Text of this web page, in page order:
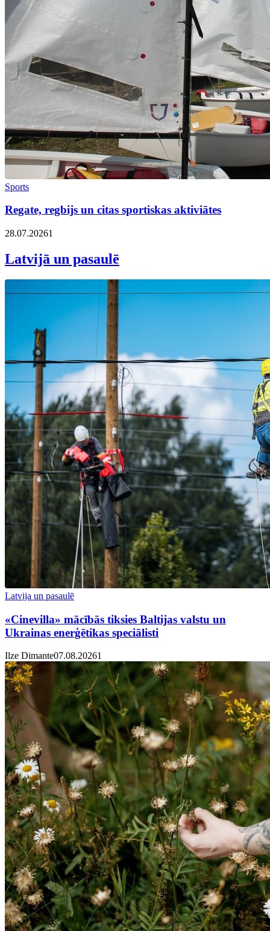
Sports
Regate, regbijs un citas sportiskas aktiviātes
28.07.20261
Latvijā un pasaulē
Latvija un pasaulē
«Cinevilla» mācībās tiksies Baltijas valstu un
Ukrainas enerģētikas speciālisti
Ilze Dimante07.08.20261